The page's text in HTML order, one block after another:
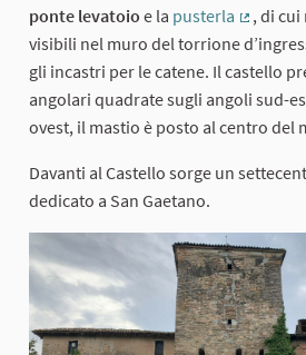
ponte levatoio e la pusterla
, di
visibili nel muro del torrione
gli incastri per le catene. Il castello
angolari quadrate sugli angoli sud-
ovest, il mastio è posto al centro del
Davanti al Castello sorge un
dedicato a San Gaetano.